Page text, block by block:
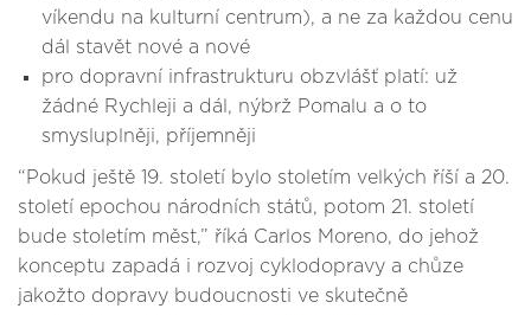
víkendu na kulturní centrum), a ne za každou cenu
dál stavět nové a nové
pro dopravní infrastrukturu obzvlášť platí: už
žádné Rychleji a dál, nýbrž Pomalu a o to
smysluplněji, příjemněji
“Pokud ještě 19. století bylo stoletím velkých říší a 20.
století epochou národních států, potom 21. století
bude stoletím měst,” říká Carlos Moreno, do jehož
konceptu zapadá i rozvoj cyklodopravy a chůze
jakožto dopravy budoucnosti ve skutečně